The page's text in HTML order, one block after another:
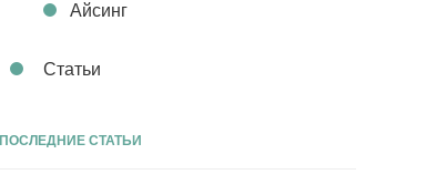
Айсинг
Статьи
ПОСЛЕДНИЕ СТАТЬИ